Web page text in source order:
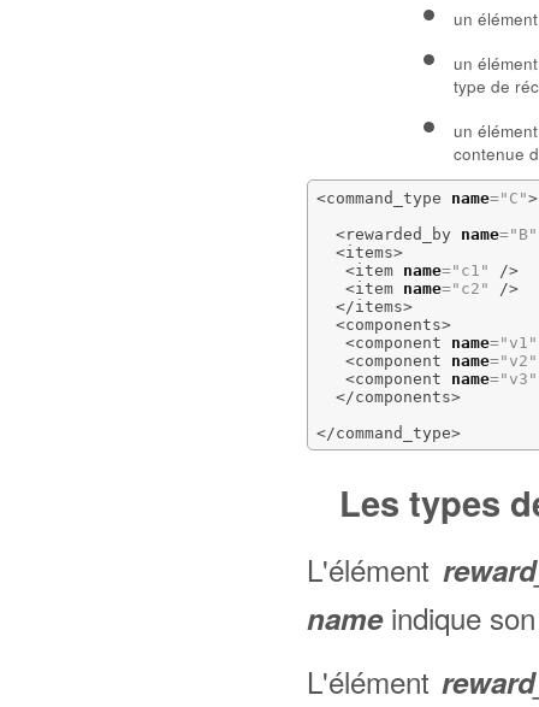
un
un
type de
un
contenue
<command_type name="C">
<rewarded_by
name="B"
<items>
<item
name="c1"
/>
<item
name="c2"
/>
</items>
<components>
<component
name="v1"
<component
name="v2"
<component
name="v3"
</components>
</command_type>
Les types
L'élément
nameindique
L'élément